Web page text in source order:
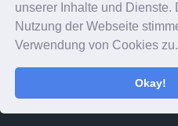
unserer Inhalte und Dienste.
Nutzung der Webseite
Verwendung von Cookies zu.
Okay!